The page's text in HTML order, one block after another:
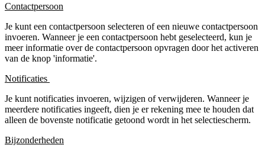
Contactpersoon
Je kunt een contactpersoon selecteren of een nieuwe contactpersoon
invoeren. Wanneer je een contactpersoon hebt geselecteerd, kun je
meer informatie over de contactpersoon opvragen door het activeren
van de knop 'informatie'.
Notificaties
Je kunt notificaties invoeren, wijzigen of verwijderen. Wanneer je
meerdere notificaties ingeeft, dien je er rekening mee te houden dat
alleen de bovenste notificatie getoond wordt in het selectiescherm.
Bijzonderheden